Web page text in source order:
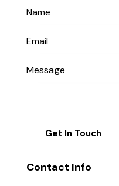
Contact Info